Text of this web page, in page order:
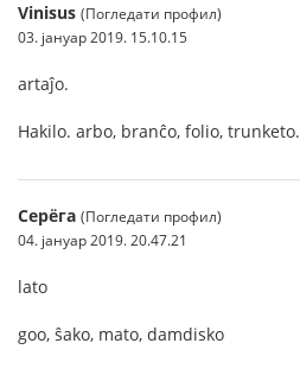
Vinisus (Погледати профил)
03. јануар 2019. 15.10.15
artaĵo.
Hakilo. arbo, branĉo, folio, trunketo.
Серёга (Погледати профил)
04. јануар 2019. 20.47.21
lato
goo, ŝako, mato, damdisko